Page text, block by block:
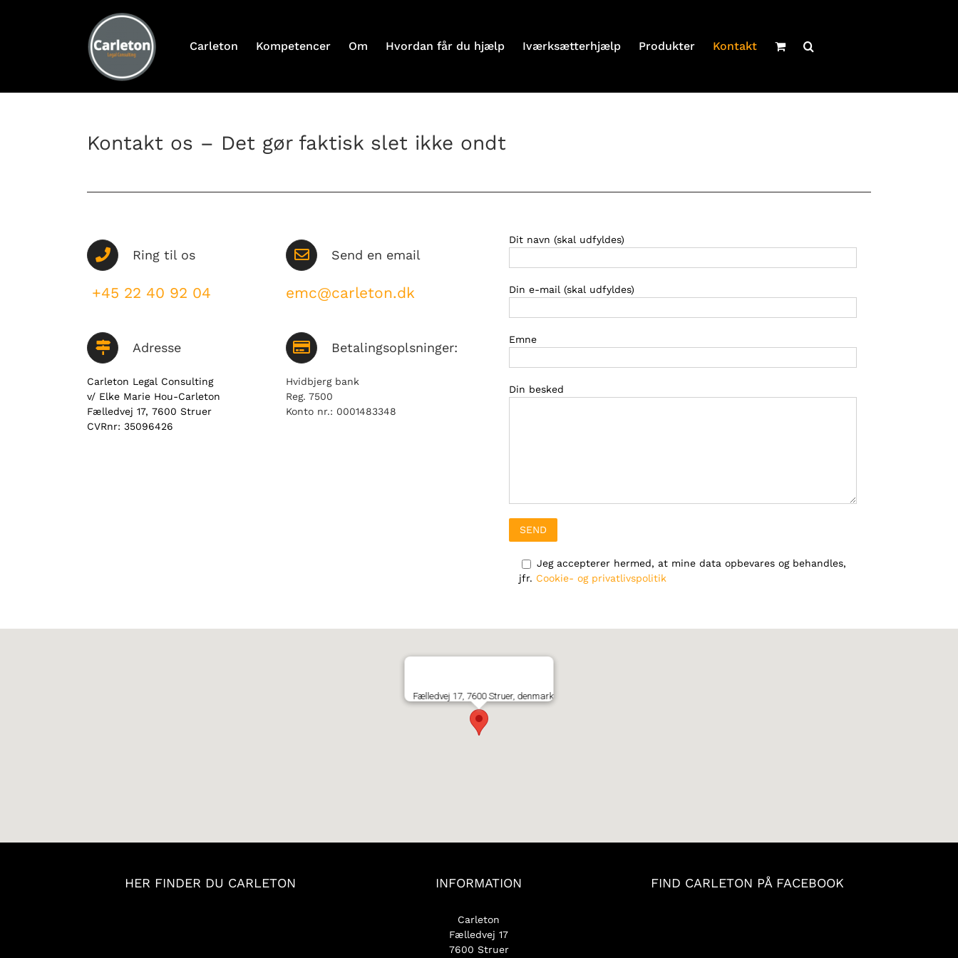
Carleton Kompetencer Om Hvordan får du hjælp Iværksætterhjælp Produkter Kontakt
Kontakt os – Det gør faktisk slet ikke ondt
Ring til os
+45 22 40 92 04
Send en email
emc@carleton.dk
Adresse
Carleton Legal Consulting
v/ Elke Marie Hou-Carleton
Fælledvej 17, 7600 Struer
CVRnr: 35096426
Betalingsoplsninger:
Hvidbjerg bank
Reg. 7500
Konto nr.: 0001483348
Dit navn (skal udfyldes)
Din e-mail (skal udfyldes)
Emne
Din besked
Jeg accepterer hermed, at mine data opbevares og behandles,
jfr. Cookie- og privatlivspolitik
Fælledvej 17, 7600 Struer, denmark
HER FINDER DU CARLETON INFORMATION
Carleton
Fælledvej 17
7600 Struer
FIND CARLETON PÅ FACEBOOK